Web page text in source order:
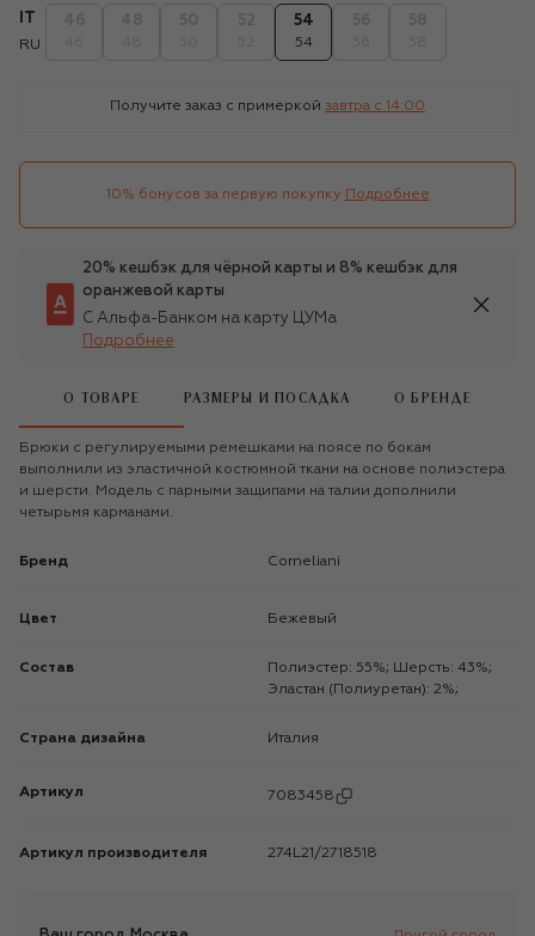
RU
54
54
Получите заказ с примеркой завтра c 14:00
10% бонусов за первую покупку Подробнее
20% кешбэк для чёрной карты и 8% кешбэк для
оранжевой карты
С Альфа-Банком на карту ЦУМа
Подробнее
О ТОВАРЕ РАЗМЕРЫ И ПОСАДКА О БРЕНДЕ
Брюки с регулируемыми ремешками на поясе по бокам
выполнили из эластичной костюмной ткани на основе полиэстера
и шерсти. Модель с парными защипами на талии дополнили
четырьмя карманами.
Бренд Corneliani
Цвет Бежевый
Состав
Полиэстер: 55%; Шерсть: 43%;
Эластан (Полиуретан): 2%;
Страна дизайна Италия
Артикул 7083458
Артикул производителя 274L21/2718518